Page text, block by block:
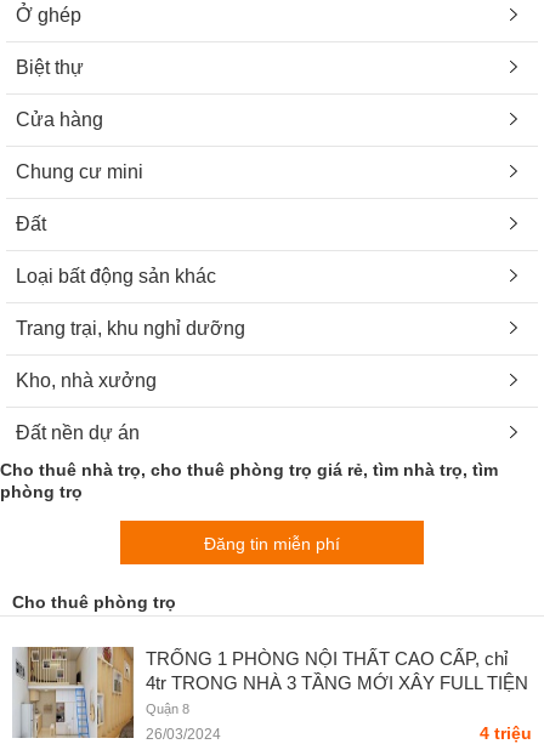
Ở ghép
Biệt thự
Cửa hàng
Chung cư mini
Đất
Loại bất động sản khác
Trang trại, khu nghỉ dưỡng
Kho, nhà xưởng
Đất nền dự án
Cho thuê nhà trọ, cho thuê phòng trọ giá rẻ, tìm nhà trọ, tìm
phòng trọ
Đăng tin miễn phí
Cho thuê phòng trọ
TRỐNG 1 PHÒNG NỘI THẤT CAO CẤP, chỉ
4tr TRONG NHÀ 3 TẦNG MỚI XÂY FULL TIỆN
NGHI, Q8 - Liên hệ SĐT
Quận 8
26/03/2024 4 triệu